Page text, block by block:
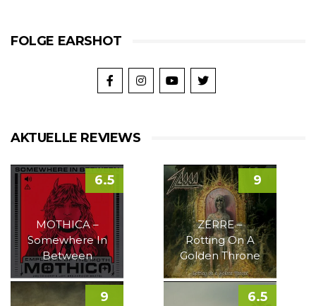
FOLGE EARSHOT
AKTUELLE REVIEWS
MOTHICA –
Somewhere In
Between
6.5
ZERRE –
Rotting On A
Golden Throne
9
9 6.5